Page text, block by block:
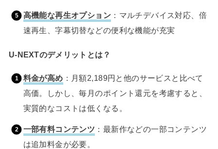
高機能な再生オプション ：マルチデバイス対応、倍
速再生、字幕切替などの便利な機能が充実
U-NEXTのデメリットとは？
料金が高め ：月額2,189円と他のサービスと比べて
高価。しかし、毎月のポイント還元を考慮すると、
実質的なコストは低くなる。
一部有料コンテンツ ：最新作などの一部コンテンツ
は追加料金が必要。